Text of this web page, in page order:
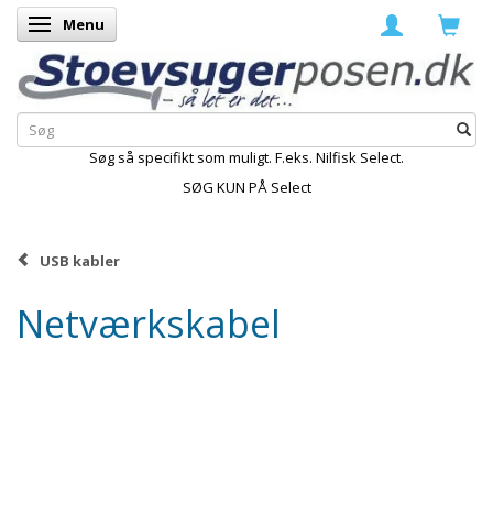
Skifte navigation
Menu
Søg så specifikt som muligt. F.eks. Nilfisk Select.
SØG KUN PÅ Select
USB kabler
Netværkskabel